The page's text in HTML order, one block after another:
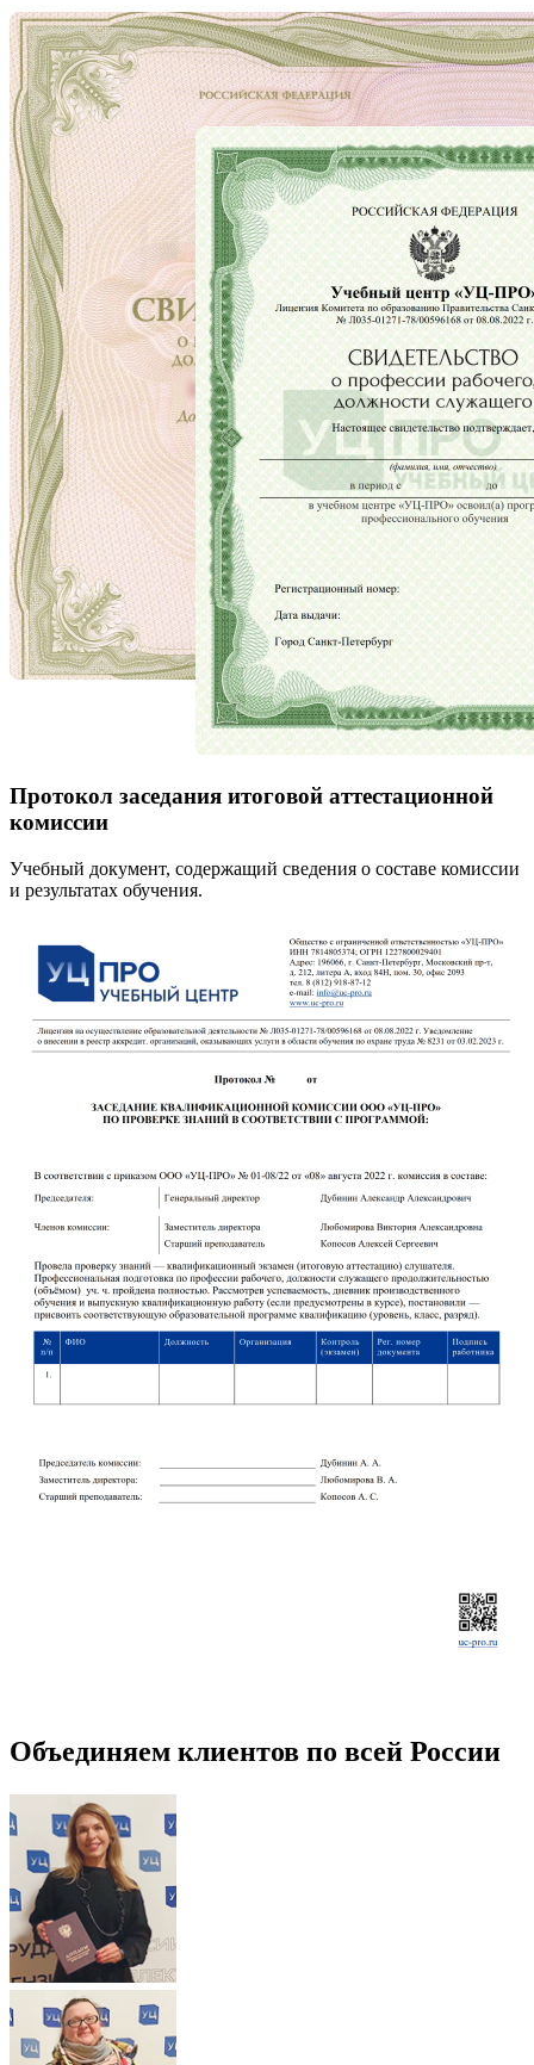
Протокол заседания итоговой аттестационной
комиссии
Учебный документ, содержащий сведения о составе комиссии
и результатах обучения.
Объединяем клиентов по всей России